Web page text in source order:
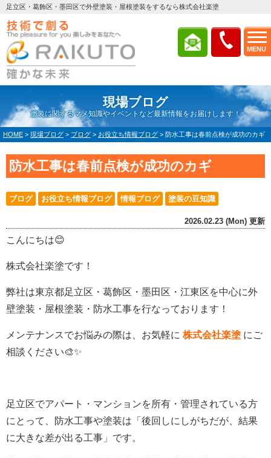
MENU
足立区・葛飾区・墨田区で外壁塗装・屋根塗装をするなら株式会社楽塗
現場ブログ
塗装に関するマメ知識やイベントなど最新情報をお届けします！
HOME > 現場ブログ > ブログ > お役立ち情報ブログ > 防水工事は春前点検が成功のカギ
防水工事は春前点検が成功のカギ
ブログ お役立ち情報ブログ 情報ブログ 塗装の豆知識
2026.02.23 (Mon) 更新
こんにちは😊
株式会社楽塗です！
弊社は東京都足立区・葛飾区・墨田区・江東区を中心に外
壁塗装・屋根塗装・防水工事を行なっております！
メンテナンスでお悩みの際は、お気軽に 株式会社楽塗 にご
相談ください🎨✨
足立区でアパート・マンションを所有・管理されている方
にとって、防水工事や塗装は「後回しにしがちだが、結果
に大きな差が出る工事」です。